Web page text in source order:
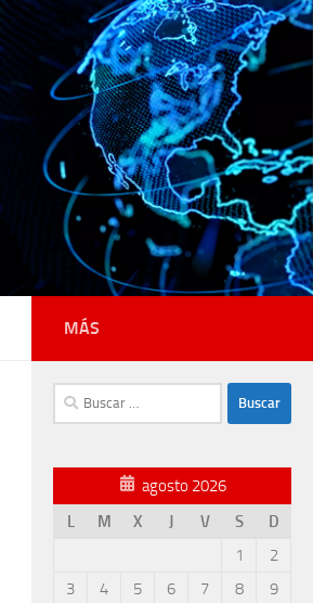
MÁS
Buscar:
agosto 2026
L
M X J V S
D
1
2
3
4 5 6 7 8
9